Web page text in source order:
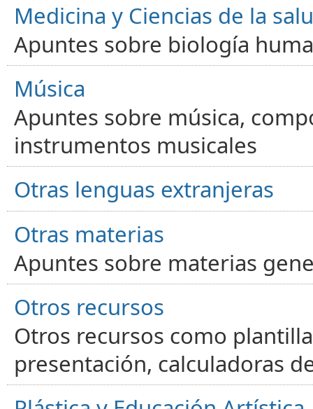
Medicina y Ciencias de la
Apuntes sobre biología
Música
Apuntes sobre música,
instrumentos musicales
Otras lenguas extranjeras
Otras materias
Apuntes sobre materias
Otros recursos
Otros recursos como
presentación, calculadoras